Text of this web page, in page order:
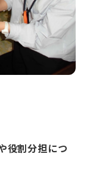
役割分担につ